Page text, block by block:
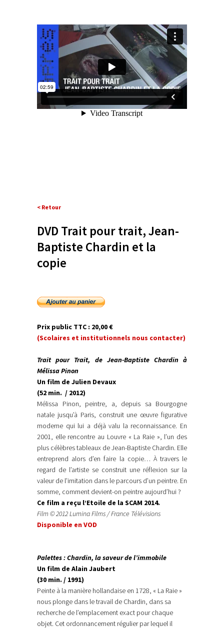
< Retour
DVD Trait pour trait, Jean-
Baptiste Chardin et la
copie
Prix public TTC : 20,00 €
(Scolaires et institutionnels nous contacter)
Trait pour Trait, de Jean-Baptiste Chardin à
Mélissa Pinon
Un film de Julien Devaux
(52 min. / 2012)
Mélissa Pinon, peintre, a, depuis sa Bourgogne
natale jusqu’à Paris, construit une œuvre figurative
moderne qui lui a déjà valu la reconnaissance. En
2001, elle rencontre au Louvre « La Raie », l’un des
plus célèbres tableaux de Jean-Baptiste Chardin. Elle
entreprend alors d’en faire la copie… À travers le
regard de l’artiste se construit une réflexion sur la
valeur de l’imitation dans le parcours d’un peintre. En
somme, comment devient-on peintre aujourd’hui ?
Ce film a reçu l’Etoile de la SCAM 2014.
Film © 2012 Lumina Films / France Télévisions
Disponible en VOD
Palettes : Chardin, la saveur de l’immobile
Un film de Alain Jaubert
(30 min. / 1991)
Peinte à la manière hollandaise en 1728, « La Raie »
nous plonge dans le travail de Chardin, dans sa
recherche de l’emplacement exact pour chaque
objet. Cet ordonnancement régulier par lequel il